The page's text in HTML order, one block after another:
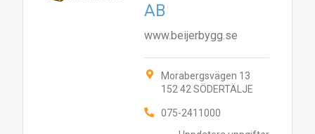
AB
www.beijerbygg.se
Morabergsvägen 13
152 42 SÖDERTÄLJE
075-2411000